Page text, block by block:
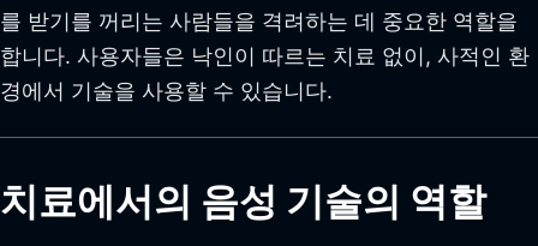
를 받기를 꺼리는 사람들을 격려하는 데 중요한 역할을
합니다. 사용자들은 낙인이 따르는 치료 없이, 사적인 환
경에서 기술을 사용할 수 있습니다.
치료에서의 음성 기술의 역할